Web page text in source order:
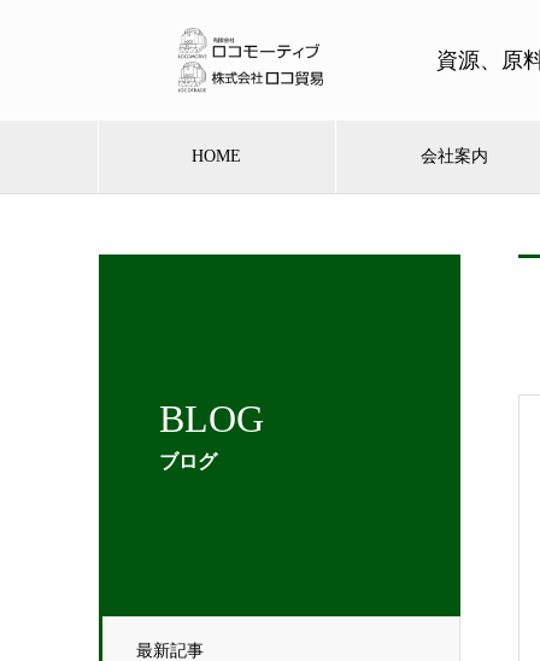
資源、原
HOME 会社案内
BLOG
ブログ
最新記事